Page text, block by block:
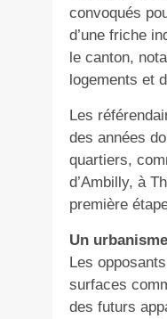
convoqués
d’une friche
le canton,
logements et
Les
des années
quartiers,
d’Ambilly, à
première
Un
Les
surfaces
des futurs